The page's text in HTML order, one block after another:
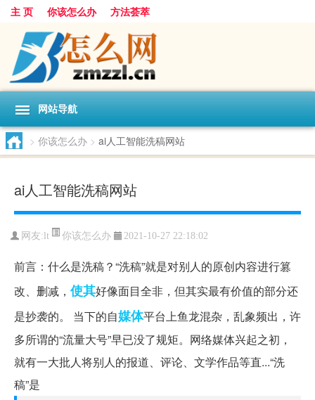
主 页 你该怎么办 方法荟萃
网站导航
> 你该怎么办 > ai人工智能洗稿网站
ai人工智能洗稿网站
网友: lt 你该怎么办 2021-10-27 22:18:02
前言：什么是洗稿？“洗稿”就是对别人的原创内容进行篡
改、删减， 使其好像面目全非，但其实最有价值的部分还
是抄袭的。 当下的自媒体平台上鱼龙混杂，乱象频出，许
多所谓的“流量大号”早已没了规矩。网络媒体兴起之初，
就有一大批人将别人的报道、评论、文学作品等直...“洗
稿”是